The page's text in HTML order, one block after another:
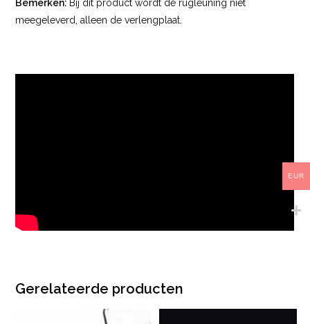
Bemerken: Bij dit product wordt de rugleuning niet
meegeleverd, alleen de verlengplaat.
Gerelateerde producten
EUR